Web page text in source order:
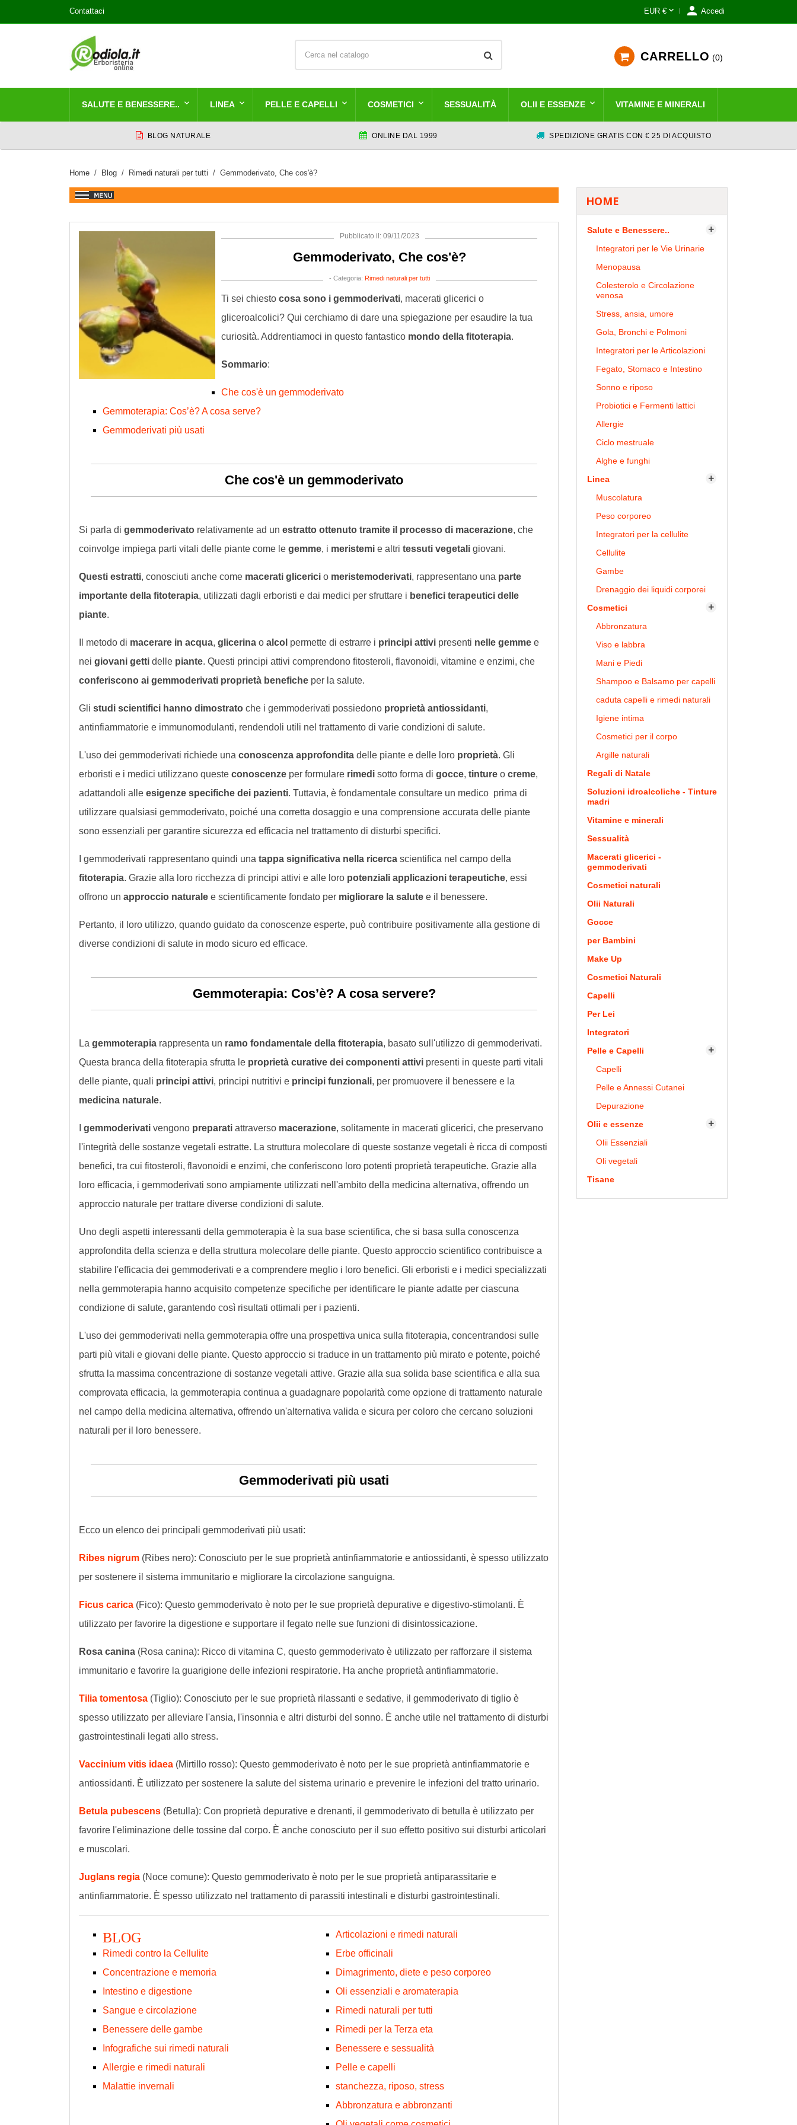
Contattaci EUR €  Accedi
CARRELLO 0
SALUTE E BENESSERE.. LINEA PELLE E CAPELLI COSMETICI SESSUALITÀ OLII E ESSENZE VITAMINE E MINERALI
BLOG NATURALE ONLINE DAL 1999 SPEDIZIONE GRATIS CON € 25 DI ACQUISTO
Home Blog Rimedi naturali per tutti Gemmoderivato, Che cos'è?
HOME
Salute e Benessere.. 
Integratori per le Vie Urinarie
Menopausa
Colesterolo e Circolazione
venosa
Stress, ansia, umore
Gola, Bronchi e Polmoni
Integratori per le Articolazioni
Fegato, Stomaco e Intestino
Sonno e riposo
Probiotici e Fermenti lattici
Allergie
Ciclo mestruale
Alghe e funghi
Linea

Muscolatura
Peso corporeo
Integratori per la cellulite
Cellulite
Gambe
Drenaggio dei liquidi corporei
Cosmetici

Abbronzatura
Viso e labbra
Mani e Piedi
Shampoo e Balsamo per capelli
caduta capelli e rimedi naturali
Igiene intima
Cosmetici per il corpo
Argille naturali
Regali di Natale
Soluzioni idroalcoliche - Tinture
madri
Vitamine e minerali
Sessualità
Macerati glicerici -
gemmoderivati
Cosmetici naturali
Olii Naturali
Gocce
per Bambini
Make Up
Cosmetici Naturali
Capelli
Per Lei
Integratori
Pelle e Capelli

Capelli
Pelle e Annessi Cutanei
Depurazione
Olii e essenze

Olii Essenziali
Oli vegetali
Tisane
Pubblicato il: 09/11/2023
Gemmoderivato, Che cos'è?
- Categoria: Rimedi naturali per tutti
Ti sei chiesto cosa sono i gemmoderivati, macerati glicerici o
gliceroalcolici? Qui cerchiamo di dare una spiegazione per esaudire la tua
curiosità. Addrentiamoci in questo fantastico mondo della fitoterapia.
Sommario:
Che cos'è un gemmoderivato
Gemmoterapia: Cos’è? A cosa serve?
Gemmoderivati più usati
Che cos'è un gemmoderivato
Si parla di gemmoderivato relativamente ad un estratto ottenuto tramite il processo di macerazione, che
coinvolge impiega parti vitali delle piante come le gemme, i meristemi e altri tessuti vegetali giovani.
Questi estratti, conosciuti anche come macerati glicerici o meristemoderivati, rappresentano una parte
importante della fitoterapia, utilizzati dagli erboristi e dai medici per sfruttare i benefici terapeutici delle
piante.
Il metodo di macerare in acqua, glicerina o alcol permette di estrarre i principi attivi presenti nelle gemme e
nei giovani getti delle piante. Questi principi attivi comprendono fitosteroli, flavonoidi, vitamine e enzimi, che
conferiscono ai gemmoderivati proprietà benefiche per la salute.
Gli studi scientifici hanno dimostrato che i gemmoderivati possiedono proprietà antiossidanti,
antinfiammatorie e immunomodulanti, rendendoli utili nel trattamento di varie condizioni di salute.
L'uso dei gemmoderivati richiede una conoscenza approfondita delle piante e delle loro proprietà. Gli
erboristi e i medici utilizzano queste conoscenze per formulare rimedi sotto forma di gocce, tinture o creme,
adattandoli alle esigenze specifiche dei pazienti. Tuttavia, è fondamentale consultare un medico prima di
utilizzare qualsiasi gemmoderivato, poiché una corretta dosaggio e una comprensione accurata delle piante
sono essenziali per garantire sicurezza ed efficacia nel trattamento di disturbi specifici.
I gemmoderivati rappresentano quindi una tappa significativa nella ricerca scientifica nel campo della
fitoterapia. Grazie alla loro ricchezza di principi attivi e alle loro potenziali applicazioni terapeutiche, essi
offrono un approccio naturale e scientificamente fondato per migliorare la salute e il benessere.
Pertanto, il loro utilizzo, quando guidato da conoscenze esperte, può contribuire positivamente alla gestione di
diverse condizioni di salute in modo sicuro ed efficace.
Gemmoterapia: Cos’è? A cosa servere?
La gemmoterapia rappresenta un ramo fondamentale della fitoterapia, basato sull'utilizzo di gemmoderivati.
Questa branca della fitoterapia sfrutta le proprietà curative dei componenti attivi presenti in queste parti vitali
delle piante, quali principi attivi, principi nutritivi e principi funzionali, per promuovere il benessere e la
medicina naturale.
gemmoderivati vengono preparati attraverso macerazione, solitamente in macerati glicerici, che preservano
l'integrità delle sostanze vegetali estratte. La struttura molecolare di queste sostanze vegetali è ricca di composti
benefici, tra cui fitosteroli, flavonoidi e enzimi, che conferiscono loro potenti proprietà terapeutiche. Grazie alla
loro efficacia, i gemmoderivati sono ampiamente utilizzati nell'ambito della medicina alternativa, offrendo un
approccio naturale per trattare diverse condizioni di salute.
Uno degli aspetti interessanti della gemmoterapia è la sua base scientifica, che si basa sulla conoscenza
approfondita della scienza e della struttura molecolare delle piante. Questo approccio scientifico contribuisce a
stabilire l'efficacia dei gemmoderivati e a comprendere meglio i loro benefici. Gli erboristi e i medici specializzati
nella gemmoterapia hanno acquisito competenze specifiche per identificare le piante adatte per ciascuna
condizione di salute, garantendo così risultati ottimali per i pazienti.
L'uso dei gemmoderivati nella gemmoterapia offre una prospettiva unica sulla fitoterapia, concentrandosi sulle
parti più vitali e giovani delle piante. Questo approccio si traduce in un trattamento più mirato e potente, poiché
sfrutta la massima concentrazione di sostanze vegetali attive. Grazie alla sua solida base scientifica e alla sua
comprovata efficacia, la gemmoterapia continua a guadagnare popolarità come opzione di trattamento naturale
nel campo della medicina alternativa, offrendo un'alternativa valida e sicura per coloro che cercano soluzioni
naturali per il loro benessere.
Gemmoderivati più usati
Ecco un elenco dei principali gemmoderivati più usati:
Ribes nigrum (Ribes nero): Conosciuto per le sue proprietà antinfiammatorie e antiossidanti, è spesso utilizzato
per sostenere il sistema immunitario e migliorare la circolazione sanguigna.
Ficus carica (Fico): Questo gemmoderivato è noto per le sue proprietà depurative e digestivo-stimolanti. È
utilizzato per favorire la digestione e supportare il fegato nelle sue funzioni di disintossicazione.
Rosa canina (Rosa canina): Ricco di vitamina C, questo gemmoderivato è utilizzato per rafforzare il sistema
immunitario e favorire la guarigione delle infezioni respiratorie. Ha anche proprietà antinfiammatorie.
Tilia tomentosa (Tiglio): Conosciuto per le sue proprietà rilassanti e sedative, il gemmoderivato di tiglio è
spesso utilizzato per alleviare l'ansia, l'insonnia e altri disturbi del sonno. È anche utile nel trattamento di disturbi
gastrointestinali legati allo stress.
Vaccinium vitis idaea (Mirtillo rosso): Questo gemmoderivato è noto per le sue proprietà antinfiammatorie e
antiossidanti. È utilizzato per sostenere la salute del sistema urinario e prevenire le infezioni del tratto urinario.
Betula pubescens (Betulla): Con proprietà depurative e drenanti, il gemmoderivato di betulla è utilizzato per
favorire l'eliminazione delle tossine dal corpo. È anche conosciuto per il suo effetto positivo sui disturbi articolari
e muscolari.
Juglans regia (Noce comune): Questo gemmoderivato è noto per le sue proprietà antiparassitarie e
antinfiammatorie. È spesso utilizzato nel trattamento di parassiti intestinali e disturbi gastrointestinali.
BLOG
Rimedi contro la Cellulite
Concentrazione e memoria
Intestino e digestione
Sangue e circolazione
Benessere delle gambe
Infografiche sui rimedi naturali
Allergie e rimedi naturali
Malattie invernali
Articolazioni e rimedi naturali
Erbe officinali
Dimagrimento, diete e peso corporeo
Oli essenziali e aromaterapia
Rimedi naturali per tutti
Rimedi per la Terza eta
Benessere e sessualità
Pelle e capelli
stanchezza, riposo, stress
Abbronzatura e abbronzanti